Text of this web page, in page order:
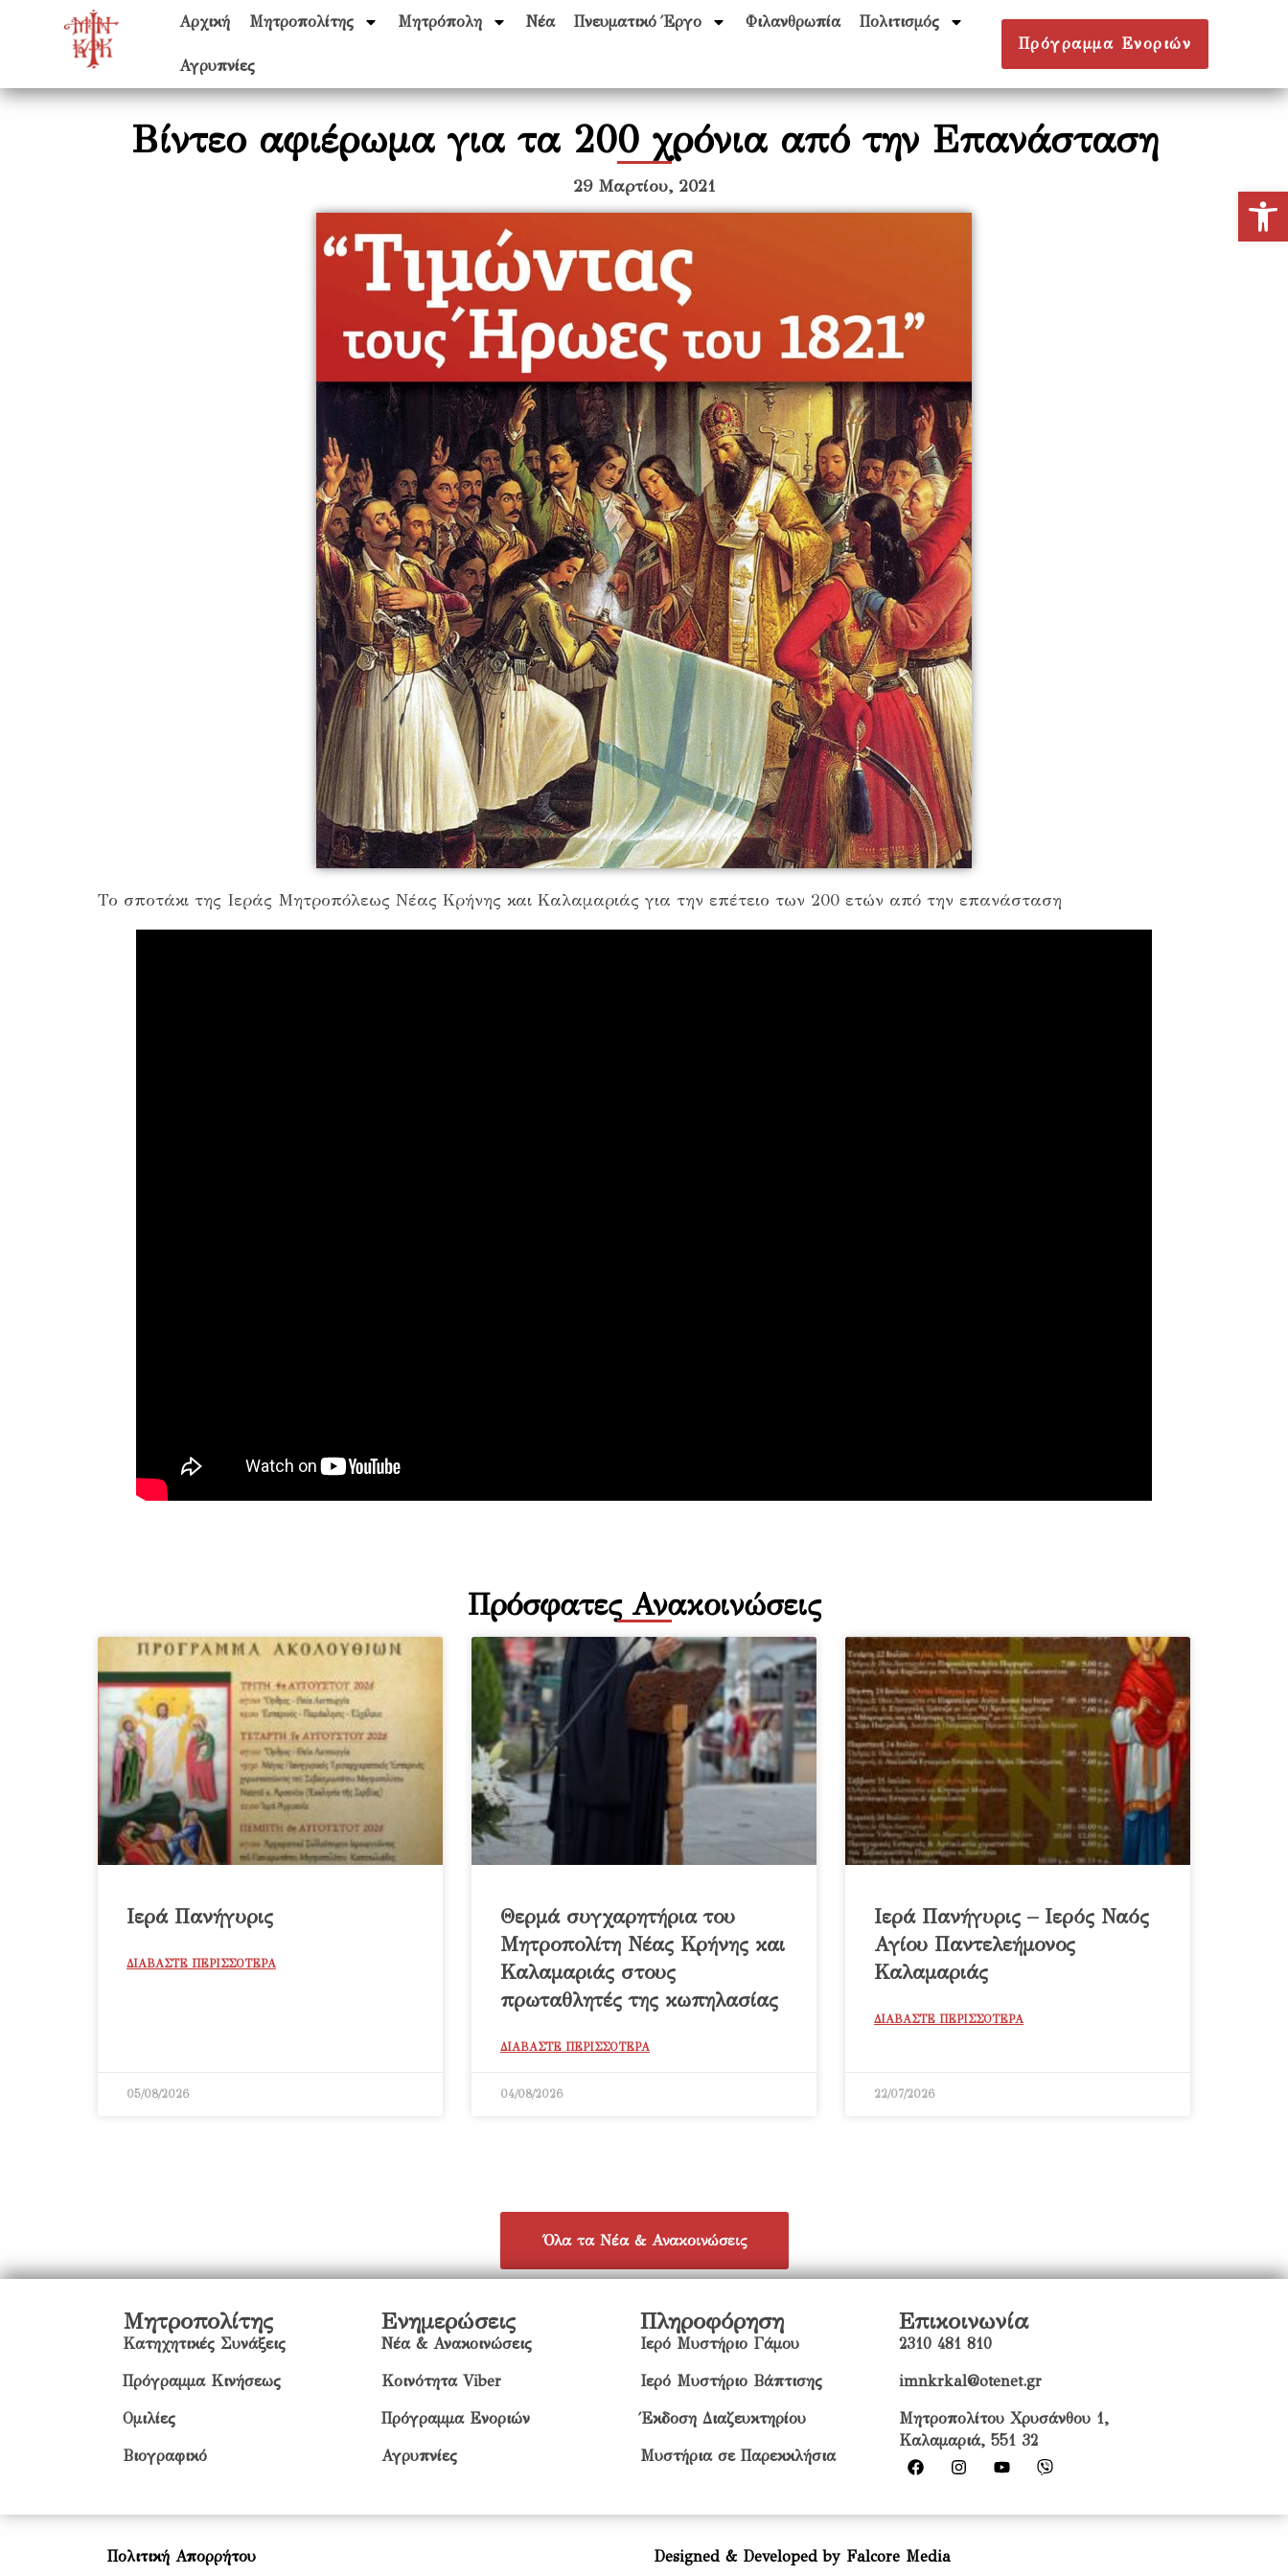
Αρχική Μητροπολίτης Μητρόπολη Νέα Πνευματικό Έργο Φιλανθρωπία Πολιτισμός
Αγρυπνίες
Πρόγραμμα Ενοριών
Βίντεο αφιέρωμα για τα 200 χρόνια από την Επανάσταση
29 Μαρτίου, 2021
Το σποτάκι της Ιεράς Μητροπόλεως Νέας Κρήνης και Καλαμαριάς για την επέτειο των 200 ετών από την επανάσταση
Πρόσφατες Ανακοινώσεις
Ιερά Πανήγυρις
ΔΙΑΒΑΣΤΕ ΠΕΡΙΣΣΟΤΕΡΑ
05/08/2026
Θερμά συγχαρητήρια του
Μητροπολίτη Νέας Κρήνης και
Καλαμαριάς στους
πρωταθλητές της κωπηλασίας
ΔΙΑΒΑΣΤΕ ΠΕΡΙΣΣΟΤΕΡΑ
04/08/2026
Ιερά Πανήγυρις – Ιερός Ναός
Αγίου Παντελεήμονος
Καλαμαριάς
ΔΙΑΒΑΣΤΕ ΠΕΡΙΣΣΟΤΕΡΑ
22/07/2026
Όλα τα Νέα & Ανακοινώσεις
Μητροπολίτης
Κατηχητικές Συνάξεις
Πρόγραμμα Κινήσεως
Ομιλίες
Βιογραφικό
Ενημερώσεις
Νέα & Ανακοινώσεις
Κοινότητα Viber
Πρόγραμμα Ενοριών
Αγρυπνίες
Πληροφόρηση
Ιερό Μυστήριο Γάμου
Ιερό Μυστήριο Βάπτισης
Έκδοση Διαζευκτηρίου
Μυστήρια σε Παρεκκλήσια
Επικοινωνία
2310 481 810
imnkrkal@otenet.gr
Μητροπολίτου Χρυσάνθου 1,
Καλαμαριά, 551 32
Πολιτική Απορρήτου Designed & Developed by Falcore Media